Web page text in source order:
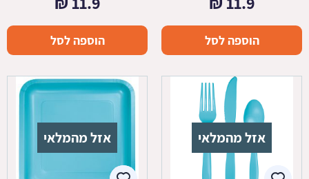
הוספה לסל הוספה לסל
אזל מהמלאי אזל מהמלאי